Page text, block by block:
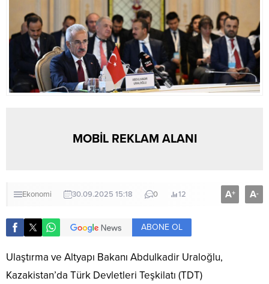
MOBİL REKLAM ALANI
Ekonomi 30.09.2025 15:18 0 12 A+ A-
ABONE OL
Ulaştırma ve Altyapı Bakanı Abdulkadir Uraloğlu,
Kazakistan’da Türk Devletleri Teşkilatı (TDT)